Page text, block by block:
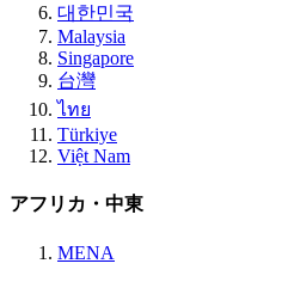
대한민국
Malaysia
Singapore
台灣
ไทย
Türkiye
Việt Nam
アフリカ・中東
MENA